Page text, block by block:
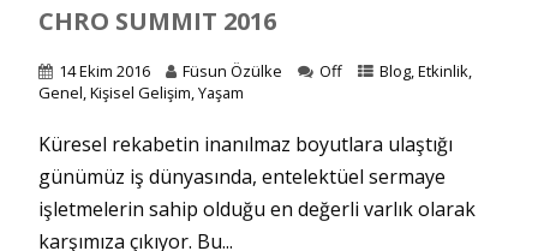
CHRO SUMMIT 2016
14 Ekim 2016 Füsun Özülke Off Blog,Etkinlik,
Genel,Kişisel Gelişim,Yaşam
Küresel rekabetin inanılmaz boyutlara ulaştığı
günümüz iş dünyasında, entelektüel sermaye
işletmelerin sahip olduğu en değerli varlık olarak
karşımıza çıkıyor. Bu...